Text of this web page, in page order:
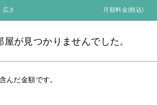
広さ 月額料金(税込)
が見つかりませんでした。
だ金額です。